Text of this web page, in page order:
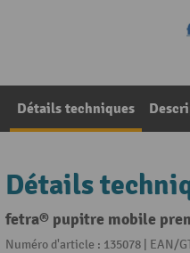
Détails techniques
Détails
fetra® pupitre mobile
Numéro d'article : 135078 | EAN/